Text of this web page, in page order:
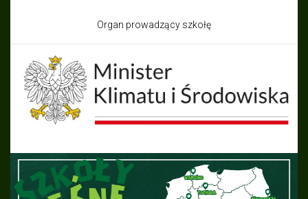
Organ prowadzący szkołę